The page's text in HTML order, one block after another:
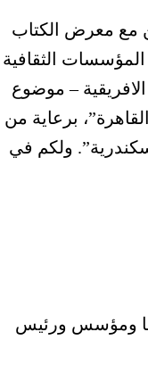
مع معرض الكتاب
الثقافية
– موضوع
برعاية من
ولكم في
ومؤسس ورئيس